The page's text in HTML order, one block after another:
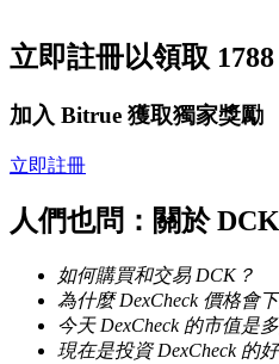
成為跟單交易員
立即註冊以領取
加入 Bitrue 獲取獨家獎勵
立即註冊
人們也問：關於
如何購買和交易 DCK？
為什麼 DexCheck 價格會
今天 DexCheck 的市值是
現在是投資 DexCheck 的